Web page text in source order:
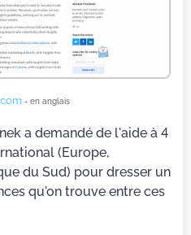
- en anglais
a demandé de l'aide à 4
(Europe,
du Sud) pour dresser un
qu'on trouve entre ces